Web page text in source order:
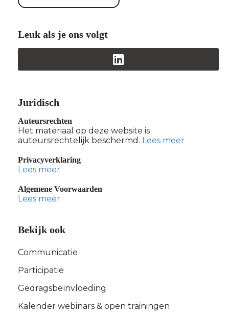
Leuk als je ons volgt
Juridisch
Auteursrechten
Het materiaal op deze website is
auteursrechtelijk beschermd. Lees meer
Privacyverklaring
Lees meer
Algemene Voorwaarden
Lees meer
Bekijk ook
Communicatie
Participatie
Gedragsbeïnvloeding
Kalender webinars & open trainingen